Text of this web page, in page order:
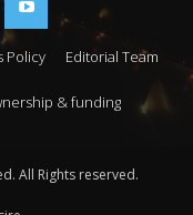
Policy Editorial Team
& funding
All Rights reserved.